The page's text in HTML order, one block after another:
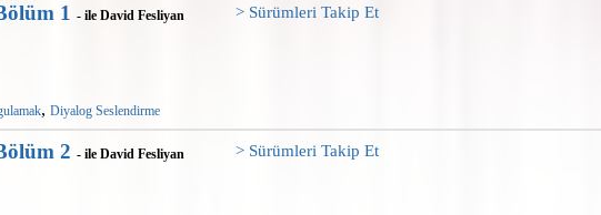
1 - ile David Fesliyan > Sürümleri Takip Et
, Diyalog Seslendirme
2 - ile David Fesliyan > Sürümleri Takip Et